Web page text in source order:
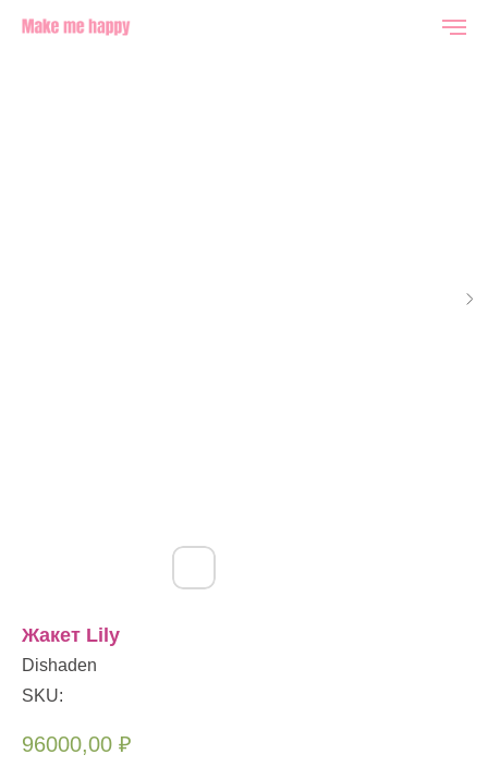
Жакет Lily
Dishaden
SKU:
96000,00 ₽